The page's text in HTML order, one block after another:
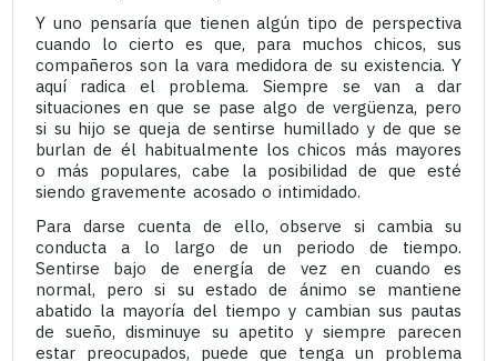
Y uno pensaría que tienen algún tipo de perspectiva
cuando lo cierto es que, para muchos chicos, sus
compañeros son la vara medidora de su existencia. Y
aquí radica el problema. Siempre se van a dar
situaciones en que se pase algo de vergüenza, pero
si su hijo se queja de sentirse humillado y de que se
burlan de él habitualmente los chicos más mayores
o más populares, cabe la posibilidad de que esté
siendo gravemente acosado o intimidado.
Para darse cuenta de ello, observe si cambia su
conducta a lo largo de un periodo de tiempo.
Sentirse bajo de energía de vez en cuando es
normal, pero si su estado de ánimo se mantiene
abatido la mayoría del tiempo y cambian sus pautas
de sueño, disminuye su apetito y siempre parecen
estar preocupados, puede que tenga un problema